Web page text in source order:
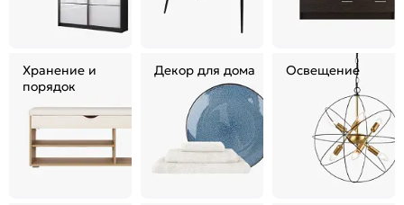
Хранение и
порядок
Декор для дома Освещение